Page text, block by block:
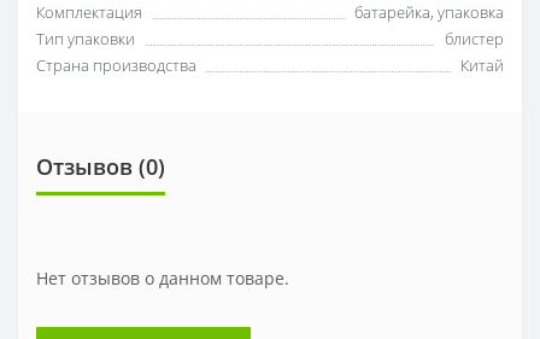
Комплектация
батарейка, упаковка
Тип упаковки
блистер
Страна производства
Китай
Отзывов (0)
Нет отзывов о данном товаре.